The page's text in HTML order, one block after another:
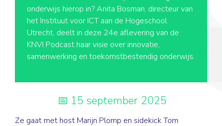
onderwijs hierop in? Anita Bosman, directeur van
het Instituut voor ICT aan de Hogeschool
Utrecht, deelt in deze 24e aflevering van de
KNVI Podcast haar visie over innovatie,
samenwerking en toekomstbestendig onderwijs.
15 september 2025
Ze gaat met host Marijn Plomp en sidekick Tom